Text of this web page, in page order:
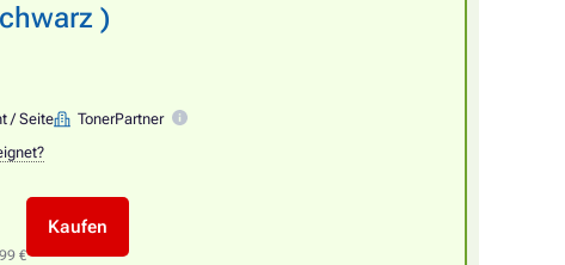
)
/ Seite
TonerPartner
€
Kaufen